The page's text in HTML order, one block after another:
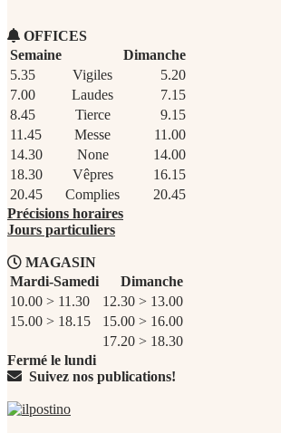
OFFICES
Semaine
Dimanche
5.35
Vigiles
5.20
7.00
Laudes
7.15
8.45
Tierce
9.15
11.45
Messe
11.00
14.30
None
14.00
18.30
Vêpres
16.15
20.45
Complies
20.45
Précisions horaires
Jours particuliers
MAGASIN
Mardi-Samedi
Dimanche
10.00 > 11.30
12.30 > 13.00
15.00 > 18.15
15.00 > 16.00
17.20 > 18.30
Fermé le lundi
Suivez nos publications!